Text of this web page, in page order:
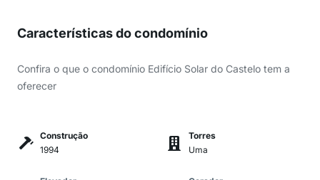
Características do condomínio
Confira o que o condomínio Edifício Solar do Castelo tem a
oferecer
Construção
1994
Torres
Uma